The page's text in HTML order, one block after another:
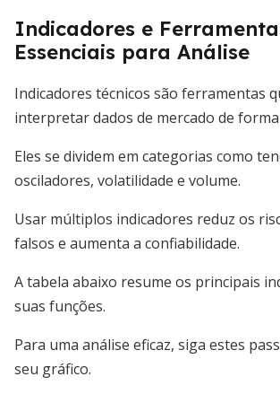
Indicadores e
Essenciais para Análise
Indicadores técnicos são ferramentas
interpretar dados de mercado de
Eles se dividem em categorias como
osciladores, volatilidade e volume.
Usar múltiplos indicadores reduz os
falsos e aumenta a confiabilidade.
A tabela abaixo resume os principais
suas funções.
Para uma análise eficaz, siga estes
seu gráfico.